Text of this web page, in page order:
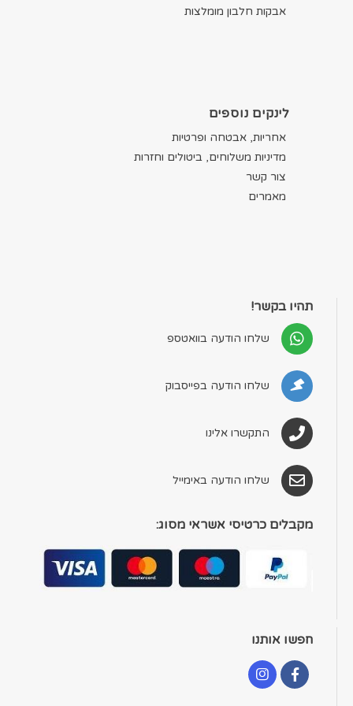
אבקות חלבון מומלצות
לינקים נוספים
אחריות, אבטחה ופרטיות
מדיניות משלוחים, ביטולים וחזרות
צור קשר
מאמרים
תהיו בקשר!
שלחו הודעה בוואטספ
שלחו הודעה בפייסבוק
התקשרו אלינו
שלחו הודעה באימייל
מקבלים כרטיסי אשראי מסוג:
חפשו אותנו